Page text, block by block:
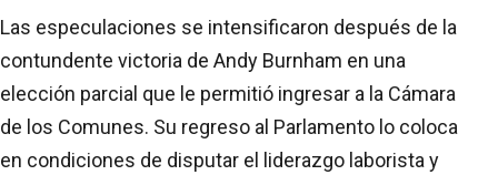
Las especulaciones se intensificaron después de la
contundente victoria de Andy Burnham en una
elección parcial que le permitió ingresar a la Cámara
de los Comunes. Su regreso al Parlamento lo coloca
en condiciones de disputar el liderazgo laborista y